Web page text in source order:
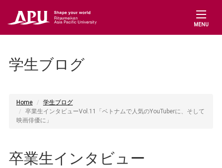
MENU
学生ブログ
Home
学生ブログ
卒業生インタビューVol.11「ベトナムで人気のYouTuberに、そして
映画俳優に」
卒業生インタビュー